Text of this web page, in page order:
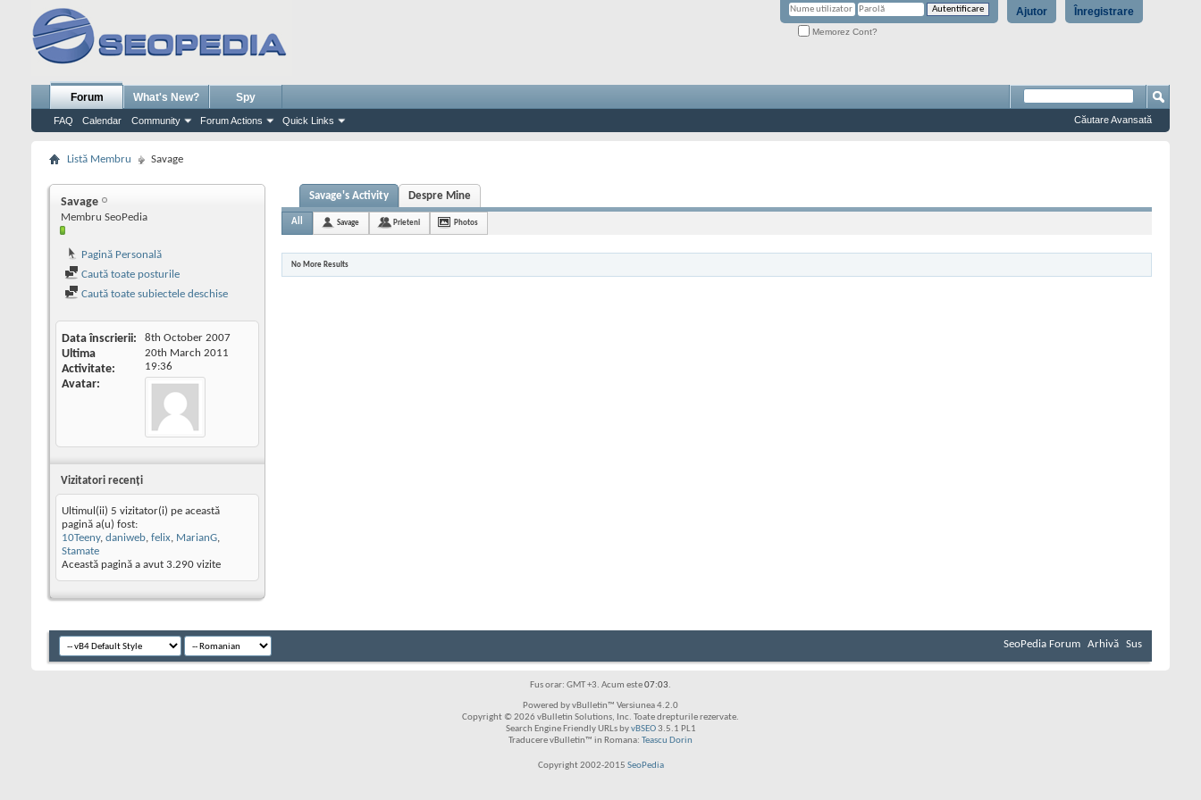
Înregistrare
Ajutor
Memorez Cont?
Forum
FAQ Calendar Community Forum Actions Quick Links
What's New? Spy
Căutare Avansată
Listă Membru Savage
Savage
Membru SeoPedia
Pagină Personală
Caută toate posturile
Caută toate subiectele deschise
Data înscrierii 8th October 2007
Ultima
Activitate
20th March 2011
19:36
Avatar
Vizitatori recenţi
Ultimul(ii) 5 vizitator(i) pe această
pagină a(u) fost:
10Teeny, daniweb, felix, MarianG,
Stamate
Această pagină a avut 3.290 vizite
Savage's Activity Despre Mine
All Savage Prieteni Photos
No More Results
SeoPedia Forum Arhivă Sus
Fus orar: GMT +3. Acum este07:03.
Powered by vBulletin™ Versiunea 4.2.0
Copyright © 2026 vBulletin Solutions, Inc. Toate drepturile rezervate.
Search Engine Friendly URLs byvBSEO3.5.1 PL1
Traducere vBulletin™ in Romana: Teascu Dorin
Copyright 2002-2015 SeoPedia